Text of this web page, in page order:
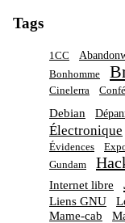
Tags
1CC
Bonhomme
Cinelerra
Debian
Électronique
Évidences
Gundam
Internet libre
Liens GNU
Mame-cab